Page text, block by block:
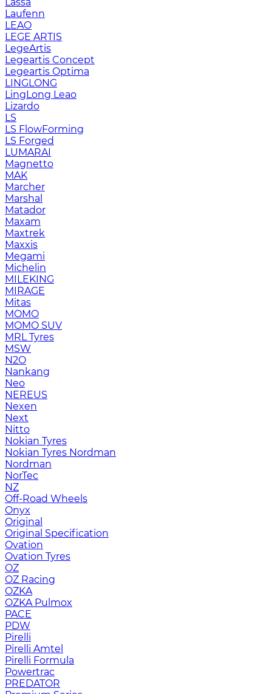
Laufenn
LEAO
LEGE ARTIS
LegeArtis
Legeartis Concept
Legeartis Optima
LINGLONG
LingLong Leao
Lizardo
LS
LS FlowForming
LS Forged
LUMARAI
Magnetto
MAK
Marcher
Marshal
Matador
Maxam
Maxtrek
Maxxis
Megami
Michelin
MILEKING
MIRAGE
Mitas
MOMO
MOMO SUV
MRL Tyres
MSW
N2O
Nankang
Neo
NEREUS
Nexen
Next
Nitto
Nokian Tyres
Nokian Tyres Nordman
Nordman
NorTec
NZ
Off-Road Wheels
Onyx
Original
Original Specification
Ovation
Ovation Tyres
OZ
OZ Racing
OZKA
OZKA Pulmox
PACE
PDW
Pirelli
Pirelli Amtel
Pirelli Formula
Powertrac
PREDATOR